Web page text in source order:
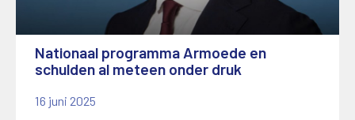
Nationaal programma Armoede en
schulden al meteen onder druk
16 juni 2025